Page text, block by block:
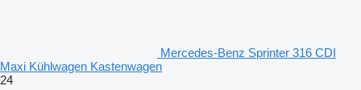
Mercedes-Benz Sprinter 316 CDI
Maxi Kühlwagen Kastenwagen
24